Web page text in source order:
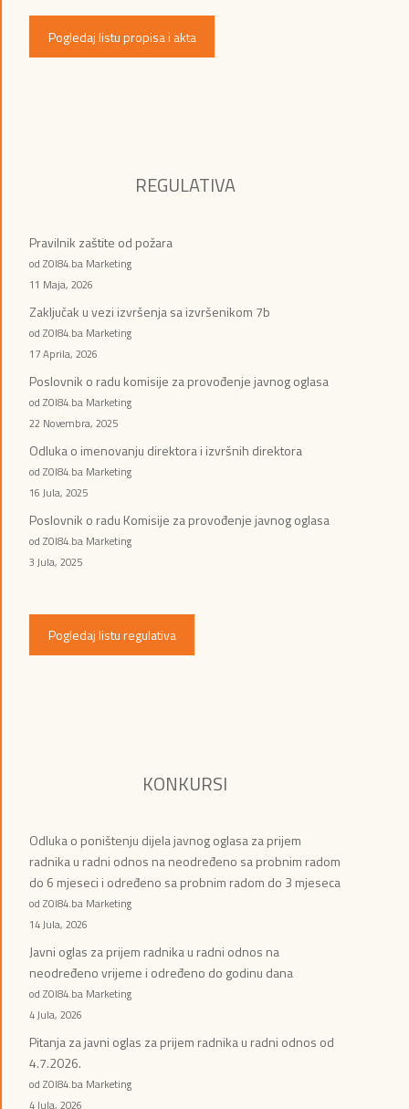
Pogledaj listu propisa i akta
REGULATIVA
Pravilnik zaštite od požara
od ZOI84.ba Marketing
11 Maja, 2026
Zaključak u vezi izvršenja sa izvršenikom 7b
od ZOI84.ba Marketing
17 Aprila, 2026
Poslovnik o radu komisije za provođenje javnog oglasa
od ZOI84.ba Marketing
22 Novembra, 2025
Odluka o imenovanju direktora i izvršnih direktora
od ZOI84.ba Marketing
16 Jula, 2025
Poslovnik o radu Komisije za provođenje javnog oglasa
od ZOI84.ba Marketing
3 Jula, 2025
Pogledaj listu regulativa
KONKURSI
Odluka o poništenju dijela javnog oglasa za prijem
radnika u radni odnos na neodređeno sa probnim radom
do 6 mjeseci i određeno sa probnim radom do 3 mjeseca
od ZOI84.ba Marketing
14 Jula, 2026
Javni oglas za prijem radnika u radni odnos na
neodređeno vrijeme i određeno do godinu dana
od ZOI84.ba Marketing
4 Jula, 2026
Pitanja za javni oglas za prijem radnika u radni odnos od
4.7.2026.
od ZOI84.ba Marketing
4 Jula, 2026